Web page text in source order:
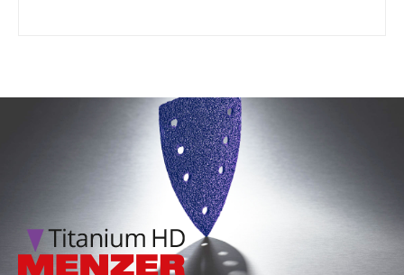
/marketing/parallax/menzer/parallax_logos/